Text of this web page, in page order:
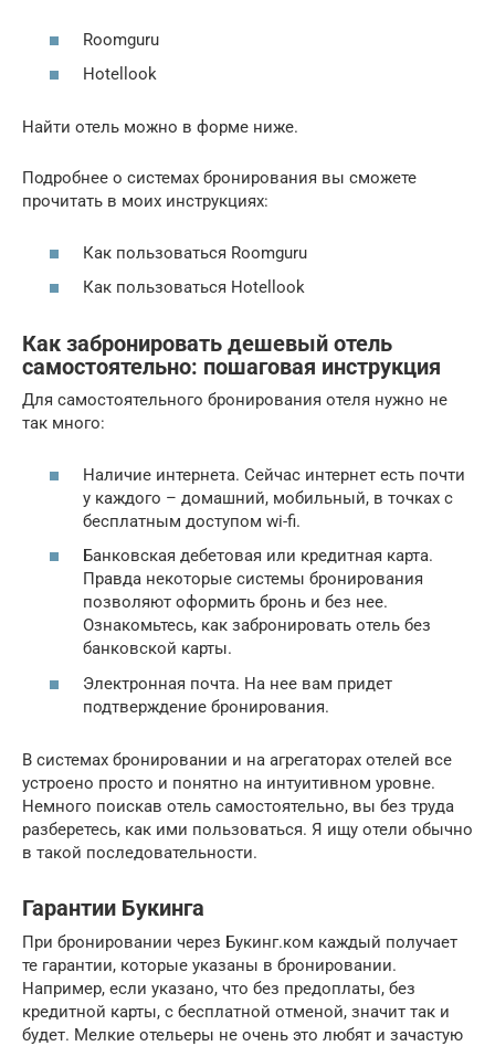
Roomguru
Hotellook
Найти отель можно в форме ниже.
Подробнее о системах бронирования вы сможете
прочитать в моих инструкциях:
Как пользоваться Roomguru
Как пользоваться Hotellook
Как забронировать дешевый отель
самостоятельно: пошаговая инструкция
Для самостоятельного бронирования отеля нужно не
так много:
Наличие интернета. Сейчас интернет есть почти
у каждого – домашний, мобильный, в точках с
бесплатным доступом wi-fi.
Банковская дебетовая или кредитная карта.
Правда некоторые системы бронирования
позволяют оформить бронь и без нее.
Ознакомьтесь, как забронировать отель без
банковской карты.
Электронная почта. На нее вам придет
подтверждение бронирования.
В системах бронировании и на агрегаторах отелей все
устроено просто и понятно на интуитивном уровне.
Немного поискав отель самостоятельно, вы без труда
разберетесь, как ими пользоваться. Я ищу отели обычно
в такой последовательности.
Гарантии Букинга
При бронировании через Букинг.ком каждый получает
те гарантии, которые указаны в бронировании.
Например, если указано, что без предоплаты, без
кредитной карты, с бесплатной отменой, значит так и
будет. Мелкие отельеры не очень это любят и зачастую